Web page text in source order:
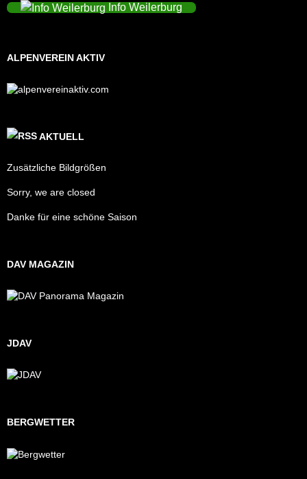
Info Weilerburg
ALPENVEREIN AKTIV
AKTUELL
Zusätzliche Bildgrößen
Sorry, we are closed
Danke für eine schöne Saison
DAV MAGAZIN
JDAV
BERGWETTER